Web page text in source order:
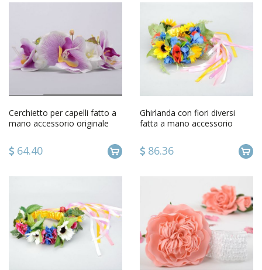
Cerchietto per capelli fatto a
mano accessorio originale
64.40
Ghirlanda con fiori diversi
fatta a mano accessorio
86.36